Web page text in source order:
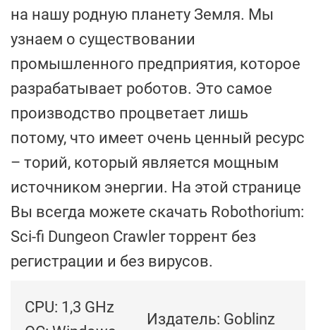
на нашу родную планету Земля. Мы
узнаем о существовании
промышленного предприятия, которое
разрабатывает роботов. Это самое
производство процветает лишь
потому, что имеет очень ценный ресурс
– торий, который является мощным
источником энергии. На этой странице
Вы всегда можете скачать Robothorium:
Sci-fi Dungeon Crawler торрент без
регистрации и без вирусов.
CPU: 1,3 GHz
Издатель: Goblinz